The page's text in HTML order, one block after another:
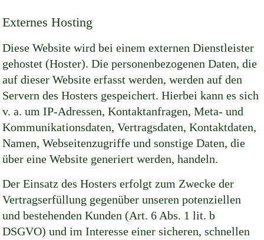
Externes Hosting
Diese Website wird bei einem externen Dienstleister
gehostet (Hoster). Die personenbezogenen Daten, die
auf dieser Website erfasst werden, werden auf den
Servern des Hosters gespeichert. Hierbei kann es sich
v. a. um IP-Adressen, Kontaktanfragen, Meta- und
Kommunikationsdaten, Vertragsdaten, Kontaktdaten,
Namen, Webseitenzugriffe und sonstige Daten, die
über eine Website generiert werden, handeln.
Der Einsatz des Hosters erfolgt zum Zwecke der
Vertragserfüllung gegenüber unseren potenziellen
und bestehenden Kunden (Art. 6 Abs. 1 lit. b
DSGVO) und im Interesse einer sicheren, schnellen